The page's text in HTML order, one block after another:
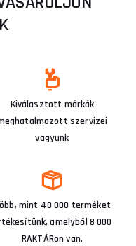
Kiválasztott márkák
szervizei
vagyunk
mint 40 000 terméket
amelyből 8 000
RAKTÁRon van.